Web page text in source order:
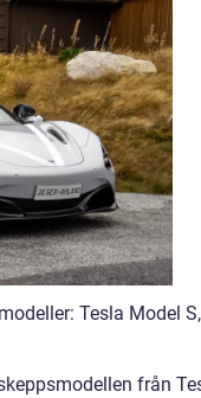
Tesla Model
från